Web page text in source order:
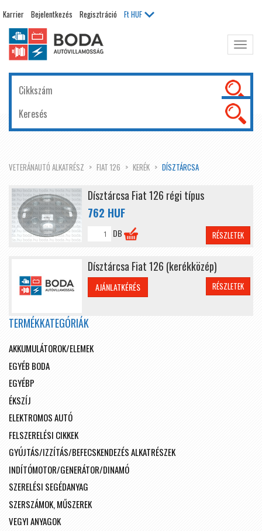
Karrier Bejelentkezés Regisztráció FtHUF
VETERÁNAUTÓ ALKATRÉSZ FIAT 126 KERÉK DÍSZTÁRCSA
Dísztárcsa Fiat 126 régi típus
762 HUF
DB RÉSZLETEK
Dísztárcsa Fiat 126 (kerékközép)
AJÁNLATKÉRÉS RÉSZLETEK
TERMÉKKATEGÓRIÁK
AKKUMULÁTOROK/ELEMEK
EGYÉB BODA
EGYÉBP
ÉKSZÍJ
ELEKTROMOS AUTÓ
FELSZERELÉSI CIKKEK
GYÚJTÁS/IZZÍTÁS/BEFECSKENDEZÉS ALKATRÉSZEK
INDÍTÓMOTOR/GENERÁTOR/DINAMÓ
SZERELÉSI SEGÉDANYAG
SZERSZÁMOK, MŰSZEREK
VEGYI ANYAGOK